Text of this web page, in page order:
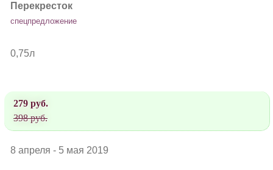
Перекресток
спецпредложение
0,75л
279 руб.
398 руб.
8 апреля - 5 мая 2019